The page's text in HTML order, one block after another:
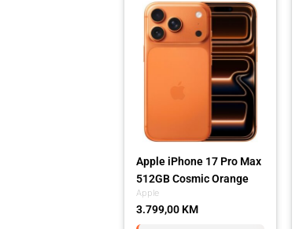
Apple
Apple iPhone 17 Pro Max
512GB Cosmic Orange
3.799,00 KM